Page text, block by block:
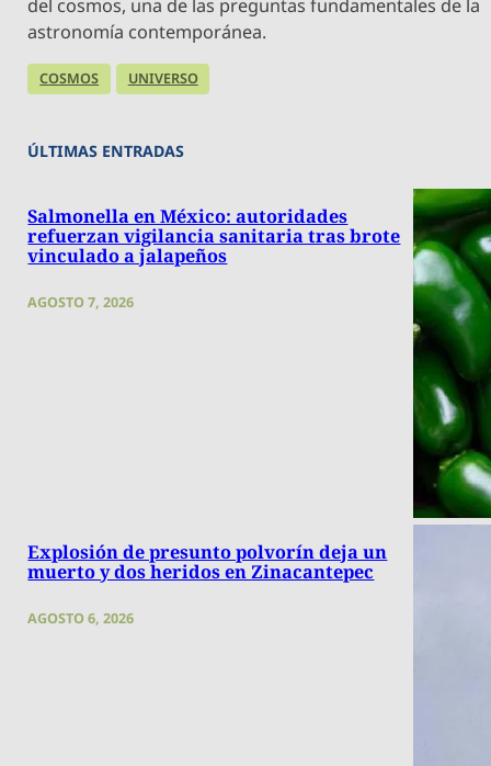
del cosmos, una de las preguntas fundamentales de la
astronomía contemporánea.
COSMOS UNIVERSO
ÚLTIMAS ENTRADAS
Salmonella en México: autoridades
refuerzan vigilancia sanitaria tras brote
vinculado a jalapeños
AGOSTO 7, 2026
Explosión de presunto polvorín deja un
muerto y dos heridos en Zinacantepec
AGOSTO 6, 2026